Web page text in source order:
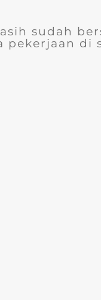
sudah
pekerjaan di